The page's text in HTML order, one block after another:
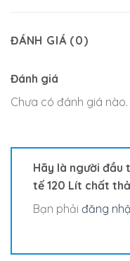
ĐÁNH GIÁ (0)
Đánh giá
Chưa có đánh giá nào.
Hãy là người đầu
tế 120 Lít chất
Bạn phải đăng